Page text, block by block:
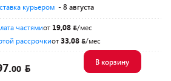
курьером - 8 августа
частямиот 19,08
/мес
рассрочкиот33,08 /мес
00
В корзину